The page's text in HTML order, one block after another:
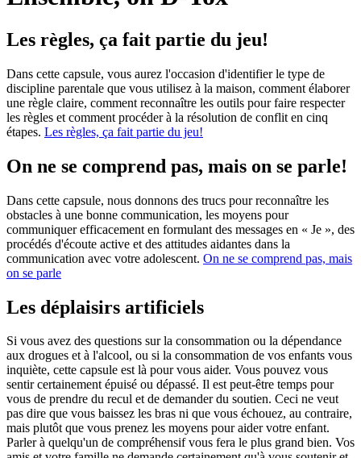
Les règles, ça fait partie du jeu!
Dans cette capsule, vous aurez l'occasion d'identifier le type de
discipline parentale que vous utilisez à la maison, comment élaborer
une règle claire, comment reconnaître les outils pour faire respecter
les règles et comment procéder à la résolution de conflit en cinq
étapes. Les règles, ça fait partie du jeu!
On ne se comprend pas, mais on se parle!
Dans cette capsule, nous donnons des trucs pour reconnaître les
obstacles à une bonne communication, les moyens pour
communiquer efficacement en formulant des messages en « Je », des
procédés d'écoute active et des attitudes aidantes dans la
communication avec votre adolescent. On ne se comprend pas, mais
on se parle
Les déplaisirs artificiels
Si vous avez des questions sur la consommation ou la dépendance
aux drogues et à l'alcool, ou si la consommation de vos enfants vous
inquiète, cette capsule est là pour vous aider. Vous pouvez vous
sentir certainement épuisé ou dépassé. Il est peut-être temps pour
vous de prendre du recul et de demander du soutien. Ceci ne veut
pas dire que vous baissez les bras ni que vous échouez, au contraire,
mais plutôt que vous prenez les moyens pour aider votre enfant.
Parler à quelqu'un de compréhensif vous fera le plus grand bien. Vos